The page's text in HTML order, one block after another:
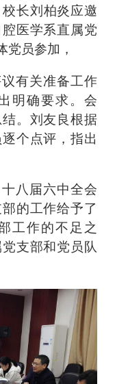
长刘柏炎应邀
医学系直属党
党员参加，
有关准备工作
明确要求。会
结。刘友良根据
个点评，指出
八届六中全会
的工作给予了
工作的不足之
支部和党员队